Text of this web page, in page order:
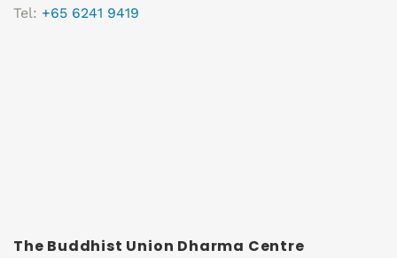
Tel: +65 6241 9419
The Buddhist Union Dharma Centre